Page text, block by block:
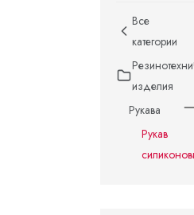
Все
категории
изделия
Рукава
Рукав